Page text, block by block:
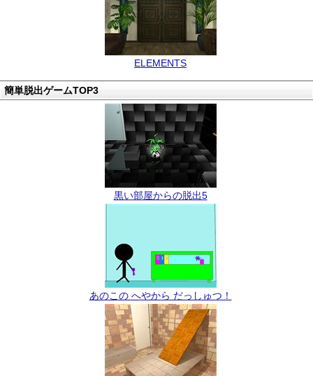
ELEMENTS
簡単脱出ゲームTOP3
黒い部屋からの脱出5
あのこの へやから だっしゅつ！